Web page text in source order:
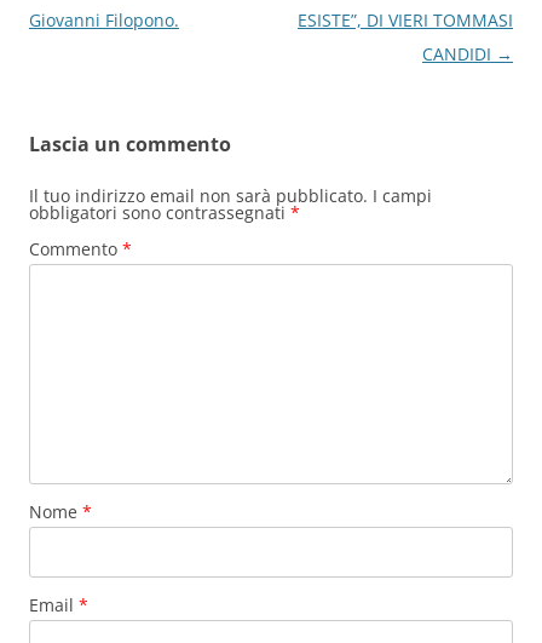
articolo
Giovanni Filopono.
ESISTE”, DI VIERI TOMMASI
CANDIDI →
Lascia un commento
Il tuo indirizzo email non sarà pubblicato. I campi
obbligatori sono contrassegnati *
Commento *
Nome *
Email *